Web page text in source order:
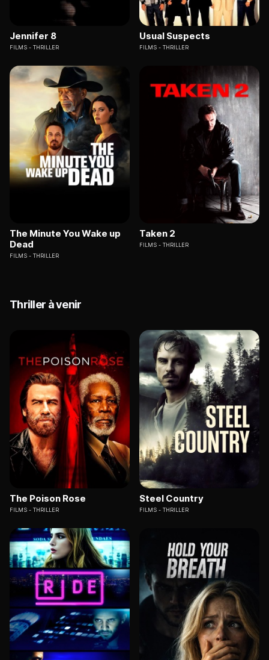
Jennifer 8
FILMS THRILLER
Usual Suspects
FILMS THRILLER
The Minute You Wake up
Dead
FILMS THRILLER
Taken 2
FILMS THRILLER
Thriller à venir
The Poison Rose
FILMS THRILLER
Steel Country
FILMS THRILLER